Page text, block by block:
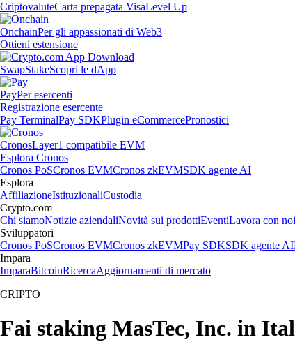
CriptovaluteCarta prepagata VisaLevel Up
OnchainPer gli appassionati di Web3
Ottieni estensione
SwapStakeScopri le dApp
PayPer esercenti
Registrazione esercente
Pay TerminalPay SDKPlugin eCommercePronostici
CronosLayer1 compatibile EVM
Esplora Cronos
Cronos PoSCronos EVMCronos zkEVMSDK agente AI
Esplora
AffiliazioneIstituzionaliCustodia
Crypto.com
Chi siamoNotizie aziendaliNovità sui prodottiEventiLavora con noi
Sviluppatori
Cronos PoSCronos EVMCronos zkEVMPay SDKSDK agente AI
Impara
ImparaBitcoinRicercaAggiornamenti di mercato
CRIPTO
Fai staking MasTec, Inc. in